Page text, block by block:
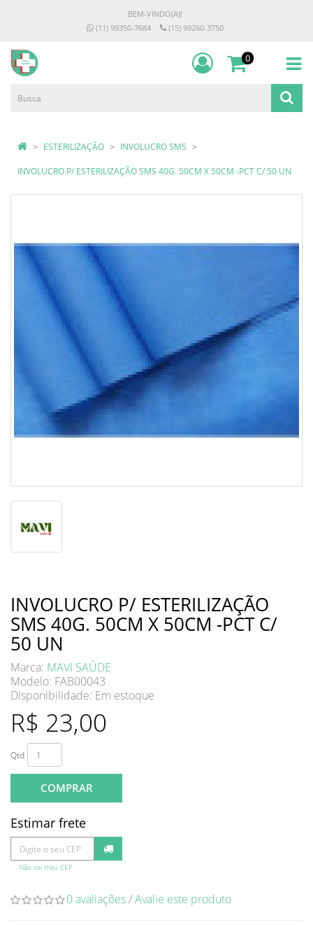
BEM-VINDO(A)!
(11) 99350-7684
(15) 99260-3750
0
ESTERILIZAÇÃO INVOLUCRO SMS
INVOLUCRO P/ ESTERILIZAÇÃO SMS 40G. 50CM X 50CM -PCT C/ 50 UN
INVOLUCRO P/ ESTERILIZAÇÃO
SMS 40G. 50CM X 50CM -PCT C/
50 UN
Marca: MAVI SAÚDE
Modelo: FAB00043
Disponibilidade: Em estoque
R$ 23,00
Qtd
COMPRAR
Estimar frete
Não sei meu CEP
0 avaliações/Avalie este produto